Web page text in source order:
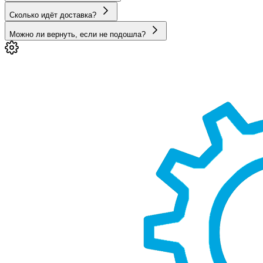
Сколько идёт доставка?
Можно ли вернуть, если не подошла?